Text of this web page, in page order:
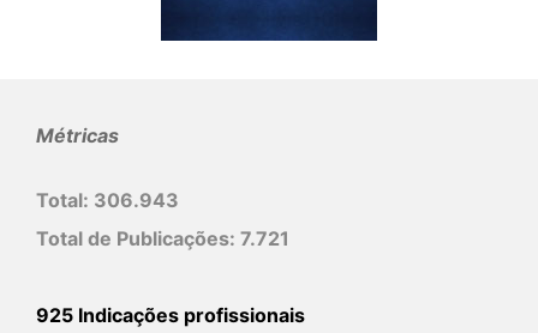
Métricas
Total: 306.943
Total de Publicações: 7.721
925 Indicações profissionais